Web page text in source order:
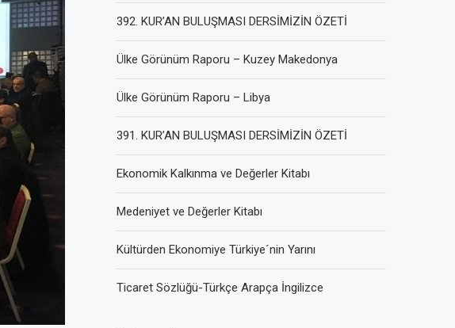
392. KUR’AN BULUŞMASI DERSİMİZİN ÖZETİ
Ülke Görünüm Raporu – Kuzey Makedonya
Ülke Görünüm Raporu – Libya
391. KUR’AN BULUŞMASI DERSİMİZİN ÖZETİ
Ekonomik Kalkınma ve Değerler Kitabı
Medeniyet ve Değerler Kitabı
Kültürden Ekonomiye Türkiye´nin Yarını
Ticaret Sözlüğü-Türkçe Arapça İngilizce